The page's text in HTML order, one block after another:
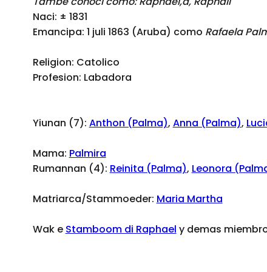
Naci: ± 1831
Emancipa: 1 juli 1863 (Aruba) como Rafaela
Religion: Catolico
Profesion: Labadora
Yiunan (7): Anthon (Palma), Anna (Palma),
Mama: Palmira
Rumannan (4): Reinita (Palma), Leonora
Matriarca/Stammoeder: Maria Martha
Wak e Stamboom di Raphael y demas